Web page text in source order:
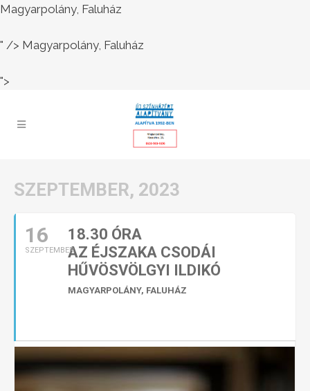
Magyarpolány, Faluház
" /> Magyarpolány, Faluház
">
SZEPTEMBER, 2023
16
SZEPTEMBER
18.30 ÓRA
AZ ÉJSZAKA CSODÁI
HŰVÖSVÖLGYI ILDIKÓ
MAGYARPOLÁNY, FALUHÁZ